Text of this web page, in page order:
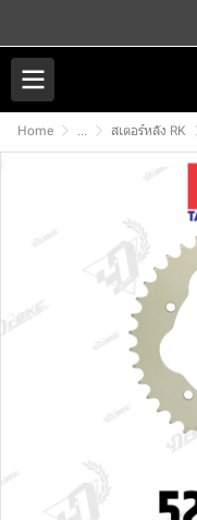
Home ... สเตอร์หลัง RK